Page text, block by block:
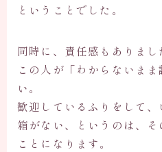
ということでした。
同時に、責任感もありまし
この人が「わからないま
い。
歓迎しているふりをして
箱がない、というのは、
ことになります。